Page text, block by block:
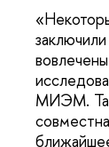
МИЭМ.